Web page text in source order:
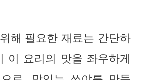
해 필요한 재료는 간단하
이 요리의 맛을 좌우하게